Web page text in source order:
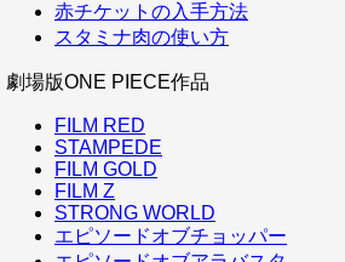
赤チケットの入手方法
スタミナ肉の使い方
劇場版ONE PIECE作品
FILM RED
STAMPEDE
FILM GOLD
FILM Z
STRONG WORLD
エピソードオブチョッパー